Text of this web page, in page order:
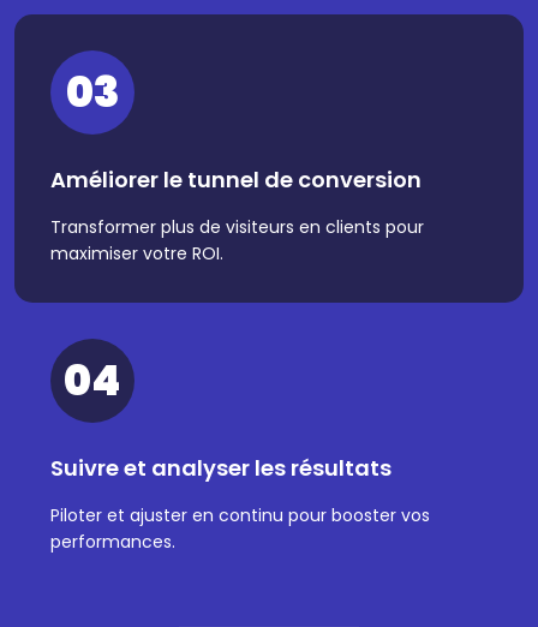
03
Améliorer le tunnel de conversion
Transformer plus de visiteurs en clients pour
maximiser votre ROI.
04
Suivre et analyser les résultats
Piloter et ajuster en continu pour booster vos
performances.